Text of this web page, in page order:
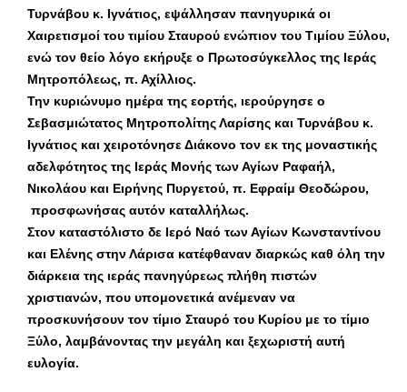
Τυρνάβου κ. Ιγνάτιος, εψάλλησαν πανηγυρικά οι
Χαιρετισμοί του τιμίου Σταυρού ενώπιον του Τιμίου Ξύλου,
ενώ τον θείο λόγο εκήρυξε ο Πρωτοσύγκελλος της Ιεράς
Μητροπόλεως, π. Αχίλλιος.
Την κυριώνυμο ημέρα της εορτής, ιερούργησε ο
Σεβασμιώτατος Μητροπολίτης Λαρίσης και Τυρνάβου κ.
Ιγνάτιος και χειροτόνησε Διάκονο τον εκ της μοναστικής
αδελφότητος της Ιεράς Μονής των Αγίων Ραφαήλ,
Νικολάου και Ειρήνης Πυργετού, π. Εφραίμ Θεοδώρου,
προσφωνήσας αυτόν καταλλήλως.
Στον καταστόλιστο δε Ιερό Ναό των Αγίων Κωνσταντίνου
και Ελένης στην Λάρισα κατέφθαναν διαρκώς καθ όλη την
διάρκεια της ιεράς πανηγύρεως πλήθη πιστών
χριστιανών, που υπομονετικά ανέμεναν να
προσκυνήσουν τον τίμιο Σταυρό του Κυρίου με το τίμιο
Ξύλο, λαμβάνοντας την μεγάλη και ξεχωριστή αυτή
ευλογία.